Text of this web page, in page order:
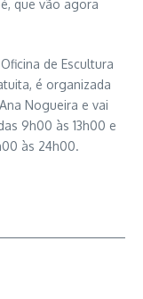
que vão agora
de Escultura
é organizada
Nogueira e vai
9h00 às 13h00 e
às 24h00.